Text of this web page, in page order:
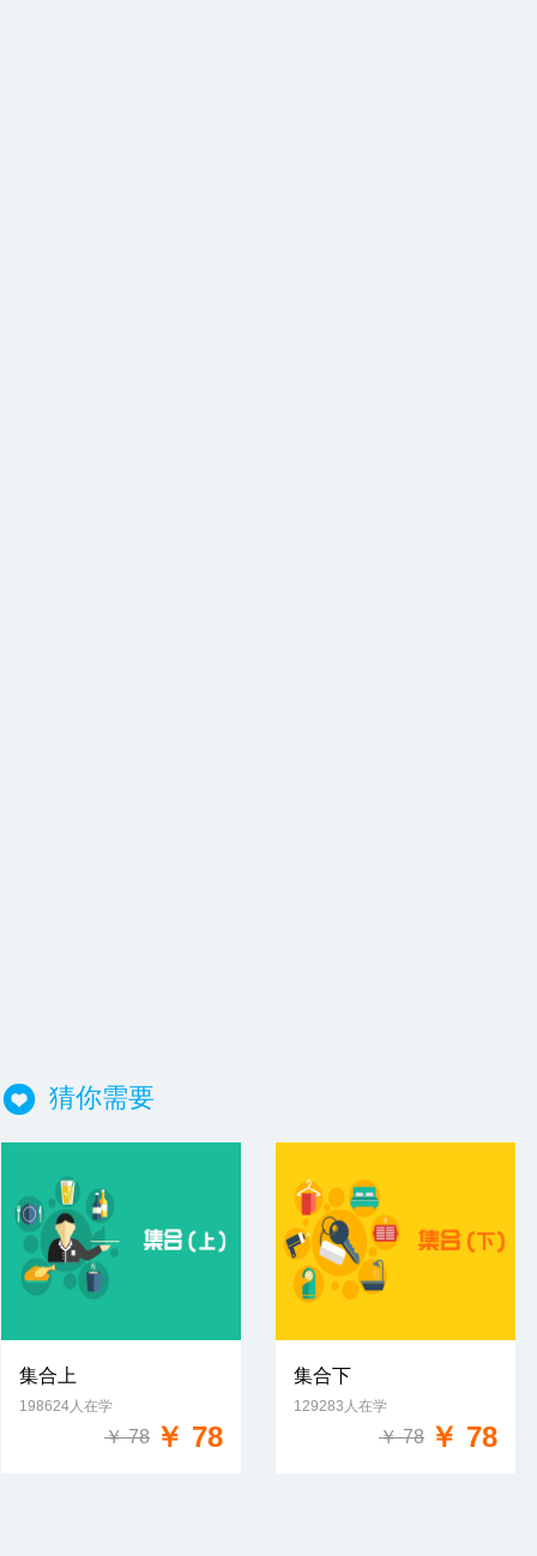
猜你需要
免费试学
集合上
198624人在学
￥ 78 ￥ 78
免费试学
集合下
129283人在学
￥ 78 ￥ 78